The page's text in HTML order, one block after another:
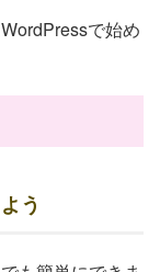
で始め
う